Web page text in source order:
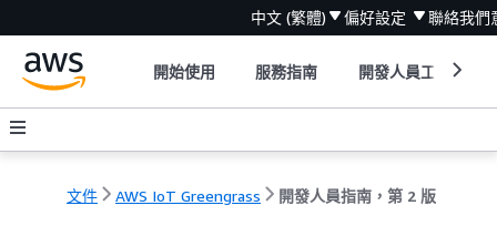
中文 (繁體) 偏好設定 聯絡我們
開始使用 服務指南 開發人員工具
文件 AWS IoT Greengrass 開發人員指南，第 2 版